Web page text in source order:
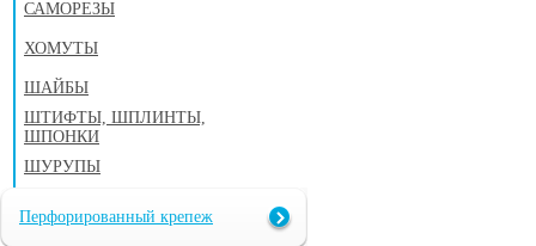
САМОРЕЗЫ
ХОМУТЫ
ШАЙБЫ
ШТИФТЫ, ШПЛИНТЫ,
ШПОНКИ
ШУРУПЫ
Перфорированный крепеж